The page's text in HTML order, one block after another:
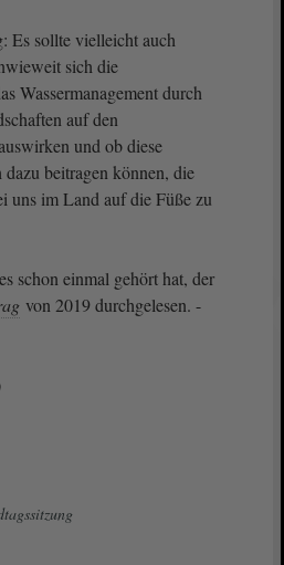
Es sollte vielleicht auch
sich die
Wassermanagement durch
auf den
und ob diese
beitragen können, die
uns im Land auf die Füße zu
schon einmal gehört hat, der
von 2019 durchgelesen. -